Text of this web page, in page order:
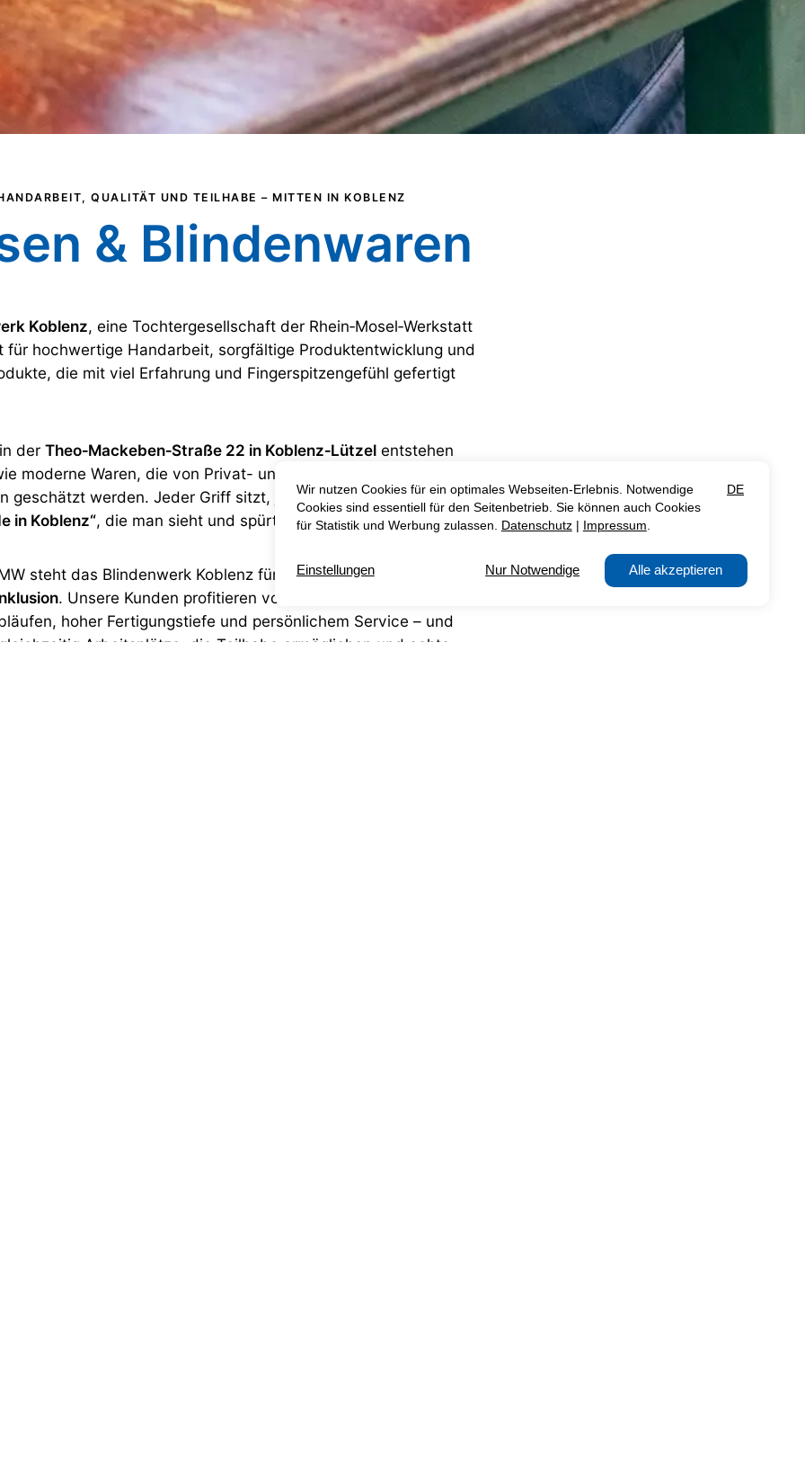
& Blindenwaren
QUALITÄT UND TEILHABE – MITTEN IN KOBLENZ
Koblenz, eine Tochtergesellschaft der Rhein‑Mosel‑Werkstatt
für hochwertige Handarbeit, sorgfältige Produktentwicklung und
die mit viel Erfahrung und Fingerspitzengefühl gefertigt
der Theo‑Mackeben‑Straße 22 in Koblenz‑Lützel entstehen
moderne Waren, die von Privat- und Gewerbekunden
geschätzt werden. Jeder Griff sitzt, jedes Detail wird geprüft – für
in Koblenz“, die man sieht und spürt.
steht das Blindenwerk Koblenz für
Wertarbeit, Verantwortung
. Unsere Kunden profitieren von verlässlichen
hoher Fertigungstiefe und persönlichem Service – und
Arbeitsplätze, die Teilhabe ermöglichen und echte